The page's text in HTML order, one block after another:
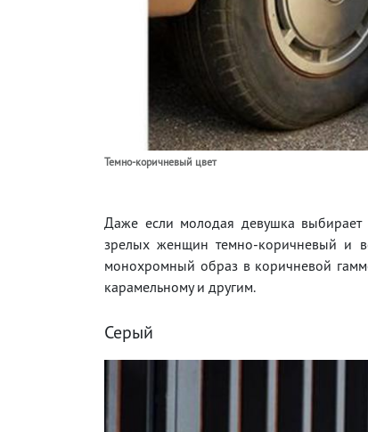
Темно-коричневый цвет
Даже если молодая девушка выбирает
зрелых женщин темно-коричневый и
монохромный образ в коричневой
карамельному и другим.
Серый